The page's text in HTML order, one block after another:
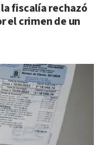
fiscalía rechazó
el crimen de un